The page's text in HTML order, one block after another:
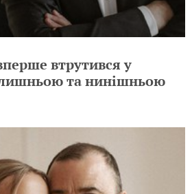
втрутився у
та нинішньою